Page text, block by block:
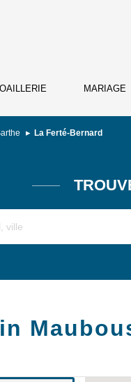
MARIAGE
La Ferté-Bernard